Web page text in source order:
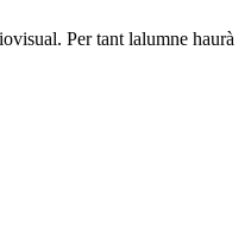
Per tant lalumne haurà